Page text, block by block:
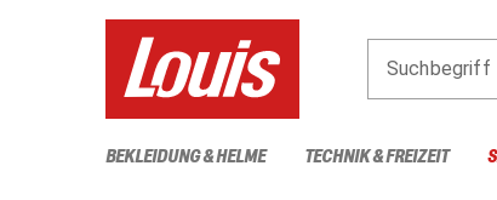
Suchbegriff
BEKLEIDUNG & HELME TECHNIK & FREIZEIT